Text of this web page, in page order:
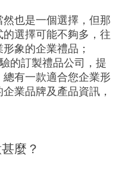
也是一個選擇，但那
選擇可能不夠多，往
象的企業禮品；
的訂製禮品公司，提
有一款適合您企業形
業品牌及產品資訊，
麼？